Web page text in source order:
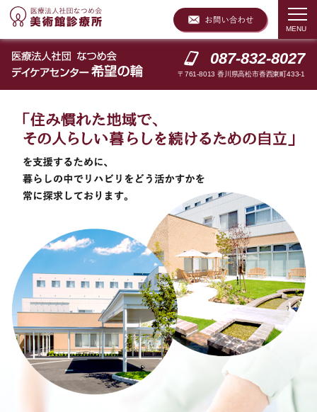
087-832-8027
〒761-8013 香川県高松市香西東町433-1